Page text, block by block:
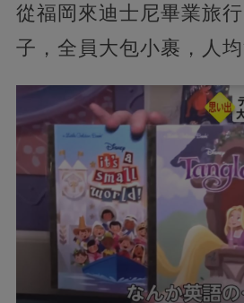
從福岡來迪士尼畢業旅
子，全員大包小裹，人均